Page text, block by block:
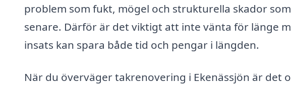
problem som fukt, mögel och strukturella skador
senare. Därför är det viktigt att inte vänta för länge
insats kan spara både tid och pengar i längden.
När du överväger takrenovering i Ekenässjön är det